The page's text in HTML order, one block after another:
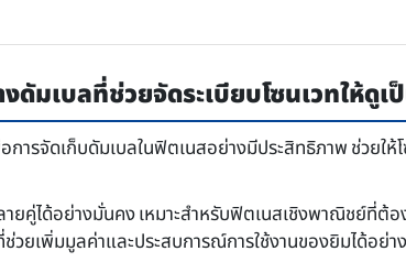
งดัมเบลที่ช่วยจัดระเบียบโซนเวทให้ดู
ารจัดเก็บดัมเบลในฟิตเนสอย่างมีประสิทธิภาพ ช่วยให้
ายคู่ได้อย่างมั่นคง เหมาะสำหรับฟิตเนสเชิงพาณิชย์ที่
วยเพิ่มมูลค่าและประสบการณ์การใช้งานของยิมได้อย่า